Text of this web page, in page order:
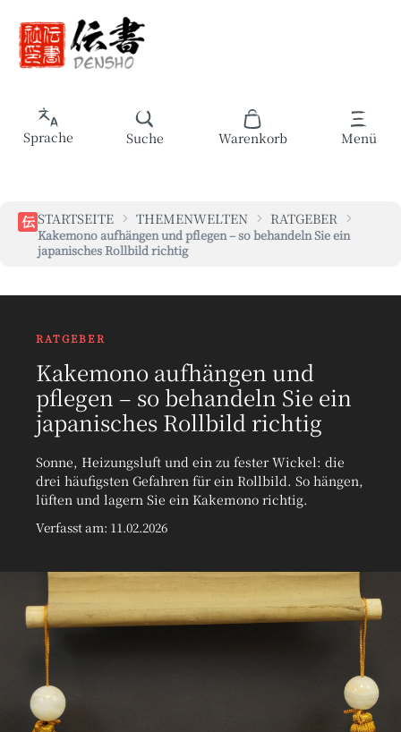
Zum Hauptinhalt springen
Sprache Suche Warenkorb
Warenkorb enthält 0
Menü
伝STARTSEITE THEMENWELTEN RATGEBER
Kakemono aufhängen und pflegen – so behandeln Sie ein
japanisches Rollbild richtig
RATGEBER
Kakemono aufhängen und
pflegen – so behandeln Sie ein
japanisches Rollbild richtig
Sonne, Heizungsluft und ein zu fester Wickel: die
drei häufigsten Gefahren für ein Rollbild. So hängen,
lüften und lagern Sie ein Kakemono richtig.
Verfasst am: 11.02.2026